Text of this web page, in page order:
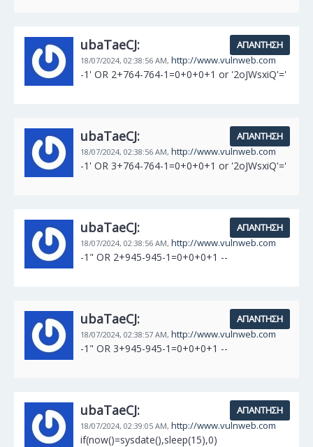
ubaTaeCJ:
18/07/2024, 02:38:56 AM, http://www.vulnweb.com
ΑΠΆΝΤΗΣΗ
-1' OR 2+764-764-1=0+0+0+1 or '2oJWsxiQ'='
ubaTaeCJ:
18/07/2024, 02:38:56 AM, http://www.vulnweb.com
ΑΠΆΝΤΗΣΗ
-1' OR 3+764-764-1=0+0+0+1 or '2oJWsxiQ'='
ubaTaeCJ:
18/07/2024, 02:38:56 AM, http://www.vulnweb.com
ΑΠΆΝΤΗΣΗ
-1" OR 2+945-945-1=0+0+0+1 --
ubaTaeCJ:
18/07/2024, 02:38:57 AM, http://www.vulnweb.com
ΑΠΆΝΤΗΣΗ
-1" OR 3+945-945-1=0+0+0+1 --
ubaTaeCJ:
18/07/2024, 02:39:05 AM, http://www.vulnweb.com
ΑΠΆΝΤΗΣΗ
if(now()=sysdate(),sleep(15),0)